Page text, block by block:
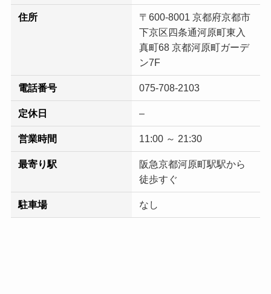
住所
〒600-8001 京都府京都市
下京区四条通河原町東入
真町68 京都河原町ガーデ
ン7F
電話番号 075-708-2103
定休日 –
営業時間 11:00 ～ 21:30
最寄り駅
阪急京都河原町駅駅から
徒歩すぐ
駐車場 なし